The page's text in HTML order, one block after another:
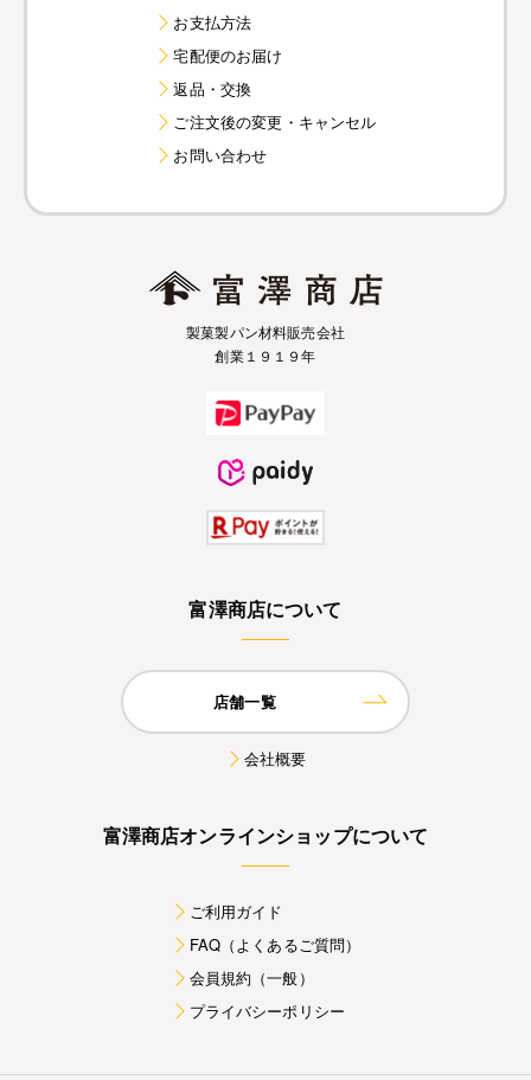
お支払方法
宅配便のお届け
返品・交換
ご注文後の変更・キャンセル
お問い合わせ
製菓製パン材料販売会社
創業１９１９年
富澤商店について
店舗一覧
会社概要
富澤商店オンラインショップについて
ご利用ガイド
FAQ（よくあるご質問）
会員規約（一般）
プライバシーポリシー